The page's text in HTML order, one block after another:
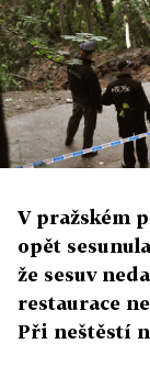
V pražském
opět
že sesuv
restaurace
Při neštěstí